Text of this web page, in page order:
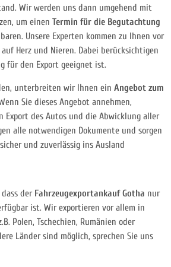
Wir werden uns dann umgehend mit
um einen Termin für die Begutachtung
Unsere Experten kommen zu Ihnen vor
Herz und Nieren. Dabei berücksichtigen
für den Export geeignet ist.
unterbreiten wir Ihnen ein Angebot zum
Sie dieses Angebot annehmen,
Export des Autos und die Abwicklung aller
alle notwendigen Dokumente und sorgen
und zuverlässig ins Ausland
der Fahrzeugexportankauf Gotha nur
ist. Wir exportieren vor allem in
Polen, Tschechien, Rumänien oder
Länder sind möglich, sprechen Sie uns